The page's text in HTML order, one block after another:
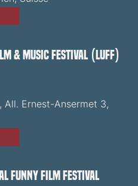
& Music Festival (LUFF)
All. Ernest-Ansermet 3,
Funny Film Festival